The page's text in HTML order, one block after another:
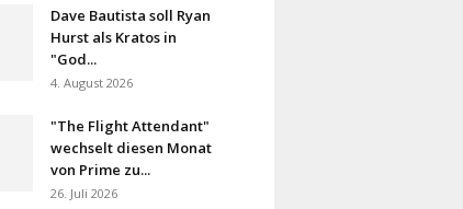
Dave Bautista soll Ryan
Hurst als Kratos in
"God...
4. August 2026
"The Flight Attendant"
wechselt diesen Monat
von Prime zu...
26. Juli 2026